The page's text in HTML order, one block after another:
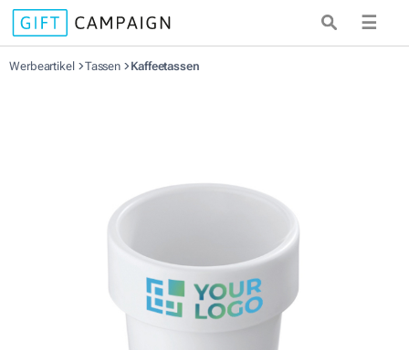
☰
Werbeartikel Tassen Kaffeetassen